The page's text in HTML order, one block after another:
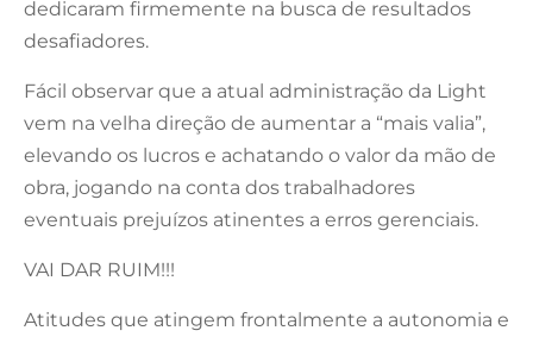
dedicaram firmemente na busca de resultados
desafiadores.
Fácil observar que a atual administração da Light
vem na velha direção de aumentar a “mais valia”,
elevando os lucros e achatando o valor da mão de
obra, jogando na conta dos trabalhadores
eventuais prejuízos atinentes a erros gerenciais.
VAI DAR RUIM!!!
Atitudes que atingem frontalmente a autonomia e